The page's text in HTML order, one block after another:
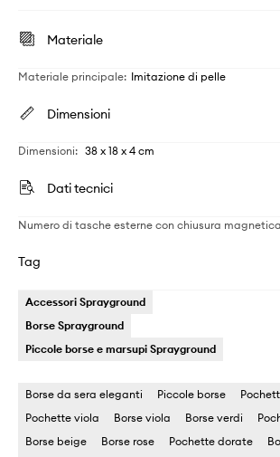
Materiale
Materiale principale: Imitazione di pelle
Dimensioni
Dimensioni: 38 x 18 x 4 cm
Dati tecnici
Numero di tasche esterne con chiusura magnetica
Tag
Accessori Sprayground
Borse Sprayground
Piccole borse e marsupi Sprayground
Borse da sera eleganti Piccole borse
Pochette viola
Borse viola Borse verdi
Borse beige
Borse rose Pochette dorate